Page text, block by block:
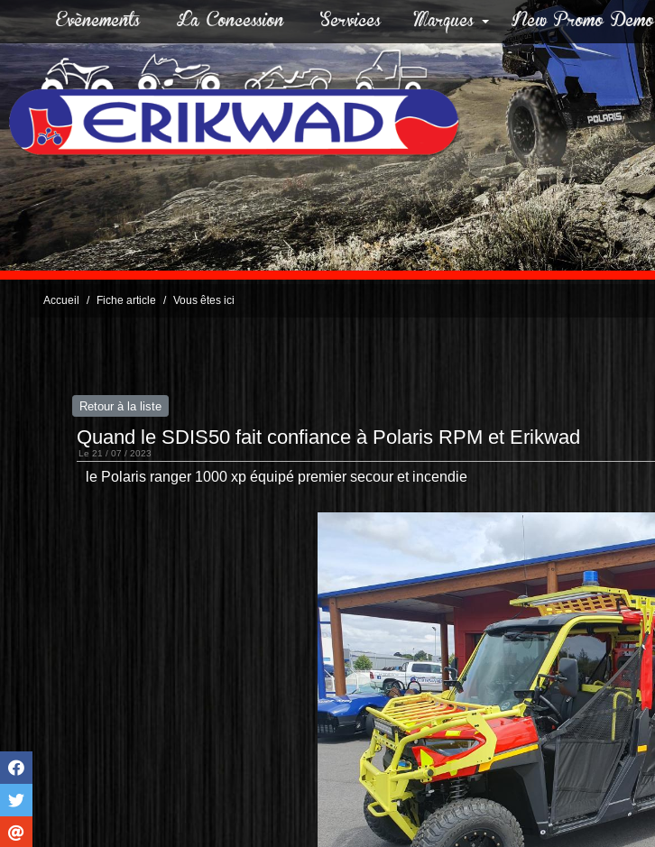
Evènements La Concession Services Marques New Promo Demo
Accueil Fiche article Vous êtes ici
Retour à la liste
Quand le SDIS50 fait confiance à Polaris RPM et Erikwad
Le 21 / 07 / 2023
le Polaris ranger 1000 xp équipé premier secour et incendie